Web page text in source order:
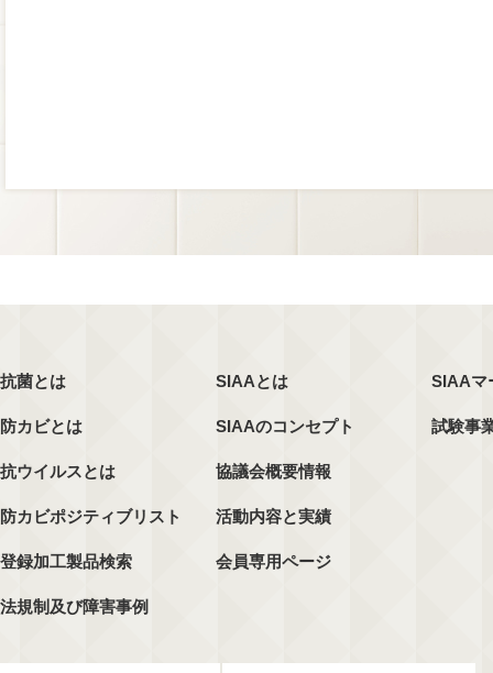
抗菌とは
防カビとは
抗ウイルスとは
防カビポジティブリスト
登録加工製品検索
法規制及び障害事例
SIAAとは
SIAAのコンセプト
協議会概要情報
活動内容と実績
会員専用ページ
SIAAマ
試験事